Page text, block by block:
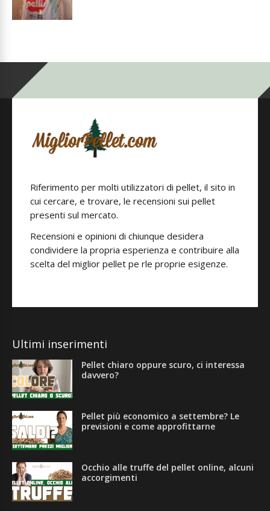
Riferimento per molti utilizzatori di pellet, il sito in
cui cercare, e trovare, le recensioni sui pellet
presenti sul mercato.
Recensioni e opinioni di chiunque desidera
condividere la propria esperienza e contribuire alla
scelta del miglior pellet pe rle proprie esigenze.
Ultimi inserimenti
Pellet chiaro oppure scuro, ci interessa
davvero?
Pellet più economico a settembre? Le
previsioni e come approfittarne
Occhio alle truffe del pellet online, alcuni
accorgimenti